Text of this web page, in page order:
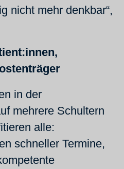
nicht mehr denkbar“,
in der
mehrere Schultern
alle:
schneller Termine,